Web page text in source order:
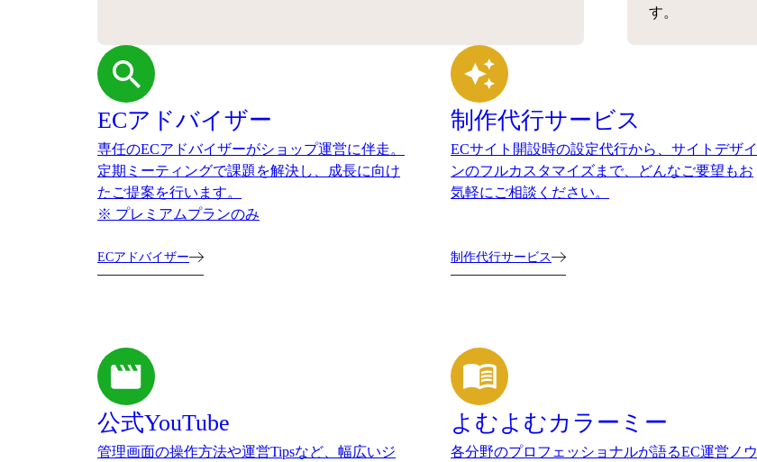
す。
ECアドバイザー
専任のECアドバイザーがショップ運営に伴走。
定期ミーティングで課題を解決し、成長に向け
たご提案を行います。
※ プレミアムプランのみ
ECアドバイザー
制作代行サービス
ECサイト開設時の設定代行から、サイトデザイ
ンのフルカスタマイズまで、どんなご要望もお
気軽にご相談ください。
制作代行サービス
公式YouTube
管理画面の操作方法や運営Tipsなど、幅広いジ
よむよむカラーミー
各分野のプロフェッショナルが語るEC運営ノウ